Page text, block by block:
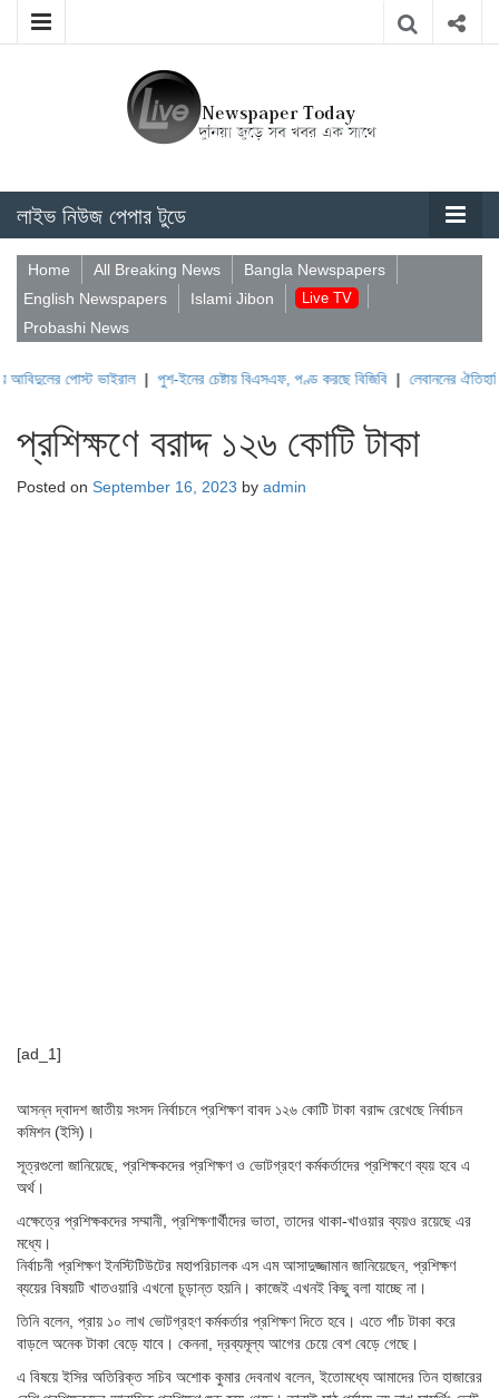
লাইভ নিউজ পেপার টুডে
Home All Breaking News
Bangla Newspapers
English Newspapers
Islami Jibon Live TV
Probashi News
ভাইরাল|পুশ-ইনের চেষ্টায় বিএসএফ, পণ্ড করছে বিজিবি|লেবাননের ঐতিহাসিক
প্রশিক্ষণে বরাদ্দ ১২৬ কোটি টাকা
Posted on September 16, 2023 by admin
[ad_1]
আসন্ন দ্বাদশ জাতীয় সংসদ নির্বাচনে প্রশিক্ষণ বাবদ ১২৬ কোটি টাকা বরাদ্দ রেখেছে নির্বাচন
কমিশন (ইসি)।
সূত্রগুলো জানিয়েছে, প্রশিক্ষকদের প্রশিক্ষণ ও ভোটগ্রহণ কর্মকর্তাদের প্রশিক্ষণে ব্যয় হবে এ
অর্থ।
এক্ষেত্রে প্রশিক্ষকদের সম্মানী, প্রশিক্ষণার্থীদের ভাতা, তাদের থাকা-খাওয়ার ব্যয়ও রয়েছে এর
মধ্যে।
নির্বাচনী প্রশিক্ষণ ইনস্টিটিউটের মহাপরিচালক এস এম আসাদুজ্জামান জানিয়েছেন, প্রশিক্ষণ
ব্যয়ের বিষয়টি খাতওয়ারি এখনো চূড়ান্ত হয়নি। কাজেই এখনই কিছু বলা যাচ্ছে না।
তিনি বলেন, প্রায় ১০ লাখ ভোটগ্রহণ কর্মকর্তার প্রশিক্ষণ দিতে হবে। এতে পাঁচ টাকা করে
বাড়লে অনেক টাকা বেড়ে যাবে। কেননা, দ্রব্যমূল্য আগের চেয়ে বেশ বেড়ে গেছে।
এ বিষয়ে ইসির অতিরিক্ত সচিব অশোক কুমার দেবনাথ বলেন, ইতোমধ্যে আমাদের তিন হাজারের